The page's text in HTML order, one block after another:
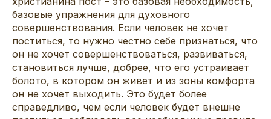
базовые упражнения для духовного
совершенствования. Если человек не хочет
поститься, то нужно честно себе признаться, что
он не хочет совершенствоваться, развиваться,
становиться лучше, добрее, что его устраивает
болото, в котором он живет и из зоны комфорта
он не хочет выходить. Это будет более
справедливо, чем если человек будет внешне